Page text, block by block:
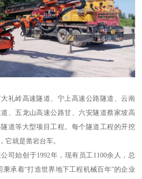
礼岭高速隧道、宁上高速公路隧道、云南
、五龙山高速公路甘、六安隧道蔡家坡高
道等大型项目工程。每个隧道工程的开挖
它就是凿岩台车。
司始创于1992年，现有员工1100余人，总
秉承着“打造世界地下工程机械百年”的企业